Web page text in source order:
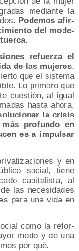
median­te la
Pode­mos afir­
del mode­
refuer­za el
de las muje­res.
que el sis­te­ma
Lo pri­me­ro que
cues­tión, al igual
has­ta aho­ra,
la cri­sis
pro­fun­do en
es a impul­sar
y en
social, tie­ne
capi­ta­lis­ta, al
las nece­si­da­des
para una vida en
como la refor­
modo y de una
por qué.